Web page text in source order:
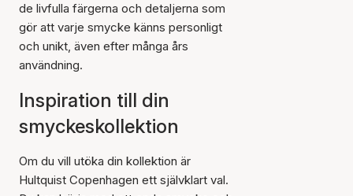
de livfulla färgerna och detaljerna som
gör att varje smycke känns personligt
och unikt, även efter många års
användning.
Inspiration till din
smyckeskollektion
Om du vill utöka din kollektion är
Hultquist Copenhagen ett självklart val.